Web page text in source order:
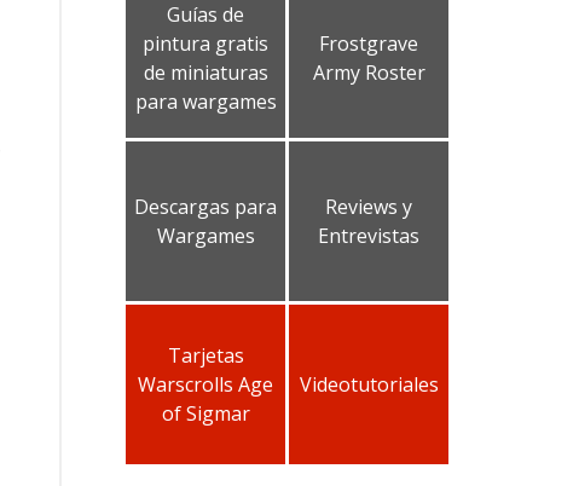
Guías de
pintura gratis
de miniaturas
para wargames
Frostgrave
Army Roster
Descargas para
Wargames
Reviews y
Entrevistas
Tarjetas
Warscrolls Age
of Sigmar
Videotutoriales